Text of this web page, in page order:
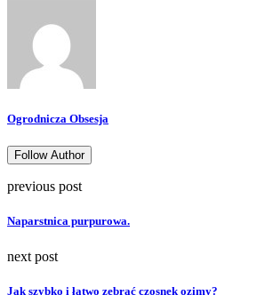
Ogrodnicza Obsesja
Follow Author
previous post
Naparstnica purpurowa.
next post
Jak szybko i łatwo zebrać czosnek ozimy?